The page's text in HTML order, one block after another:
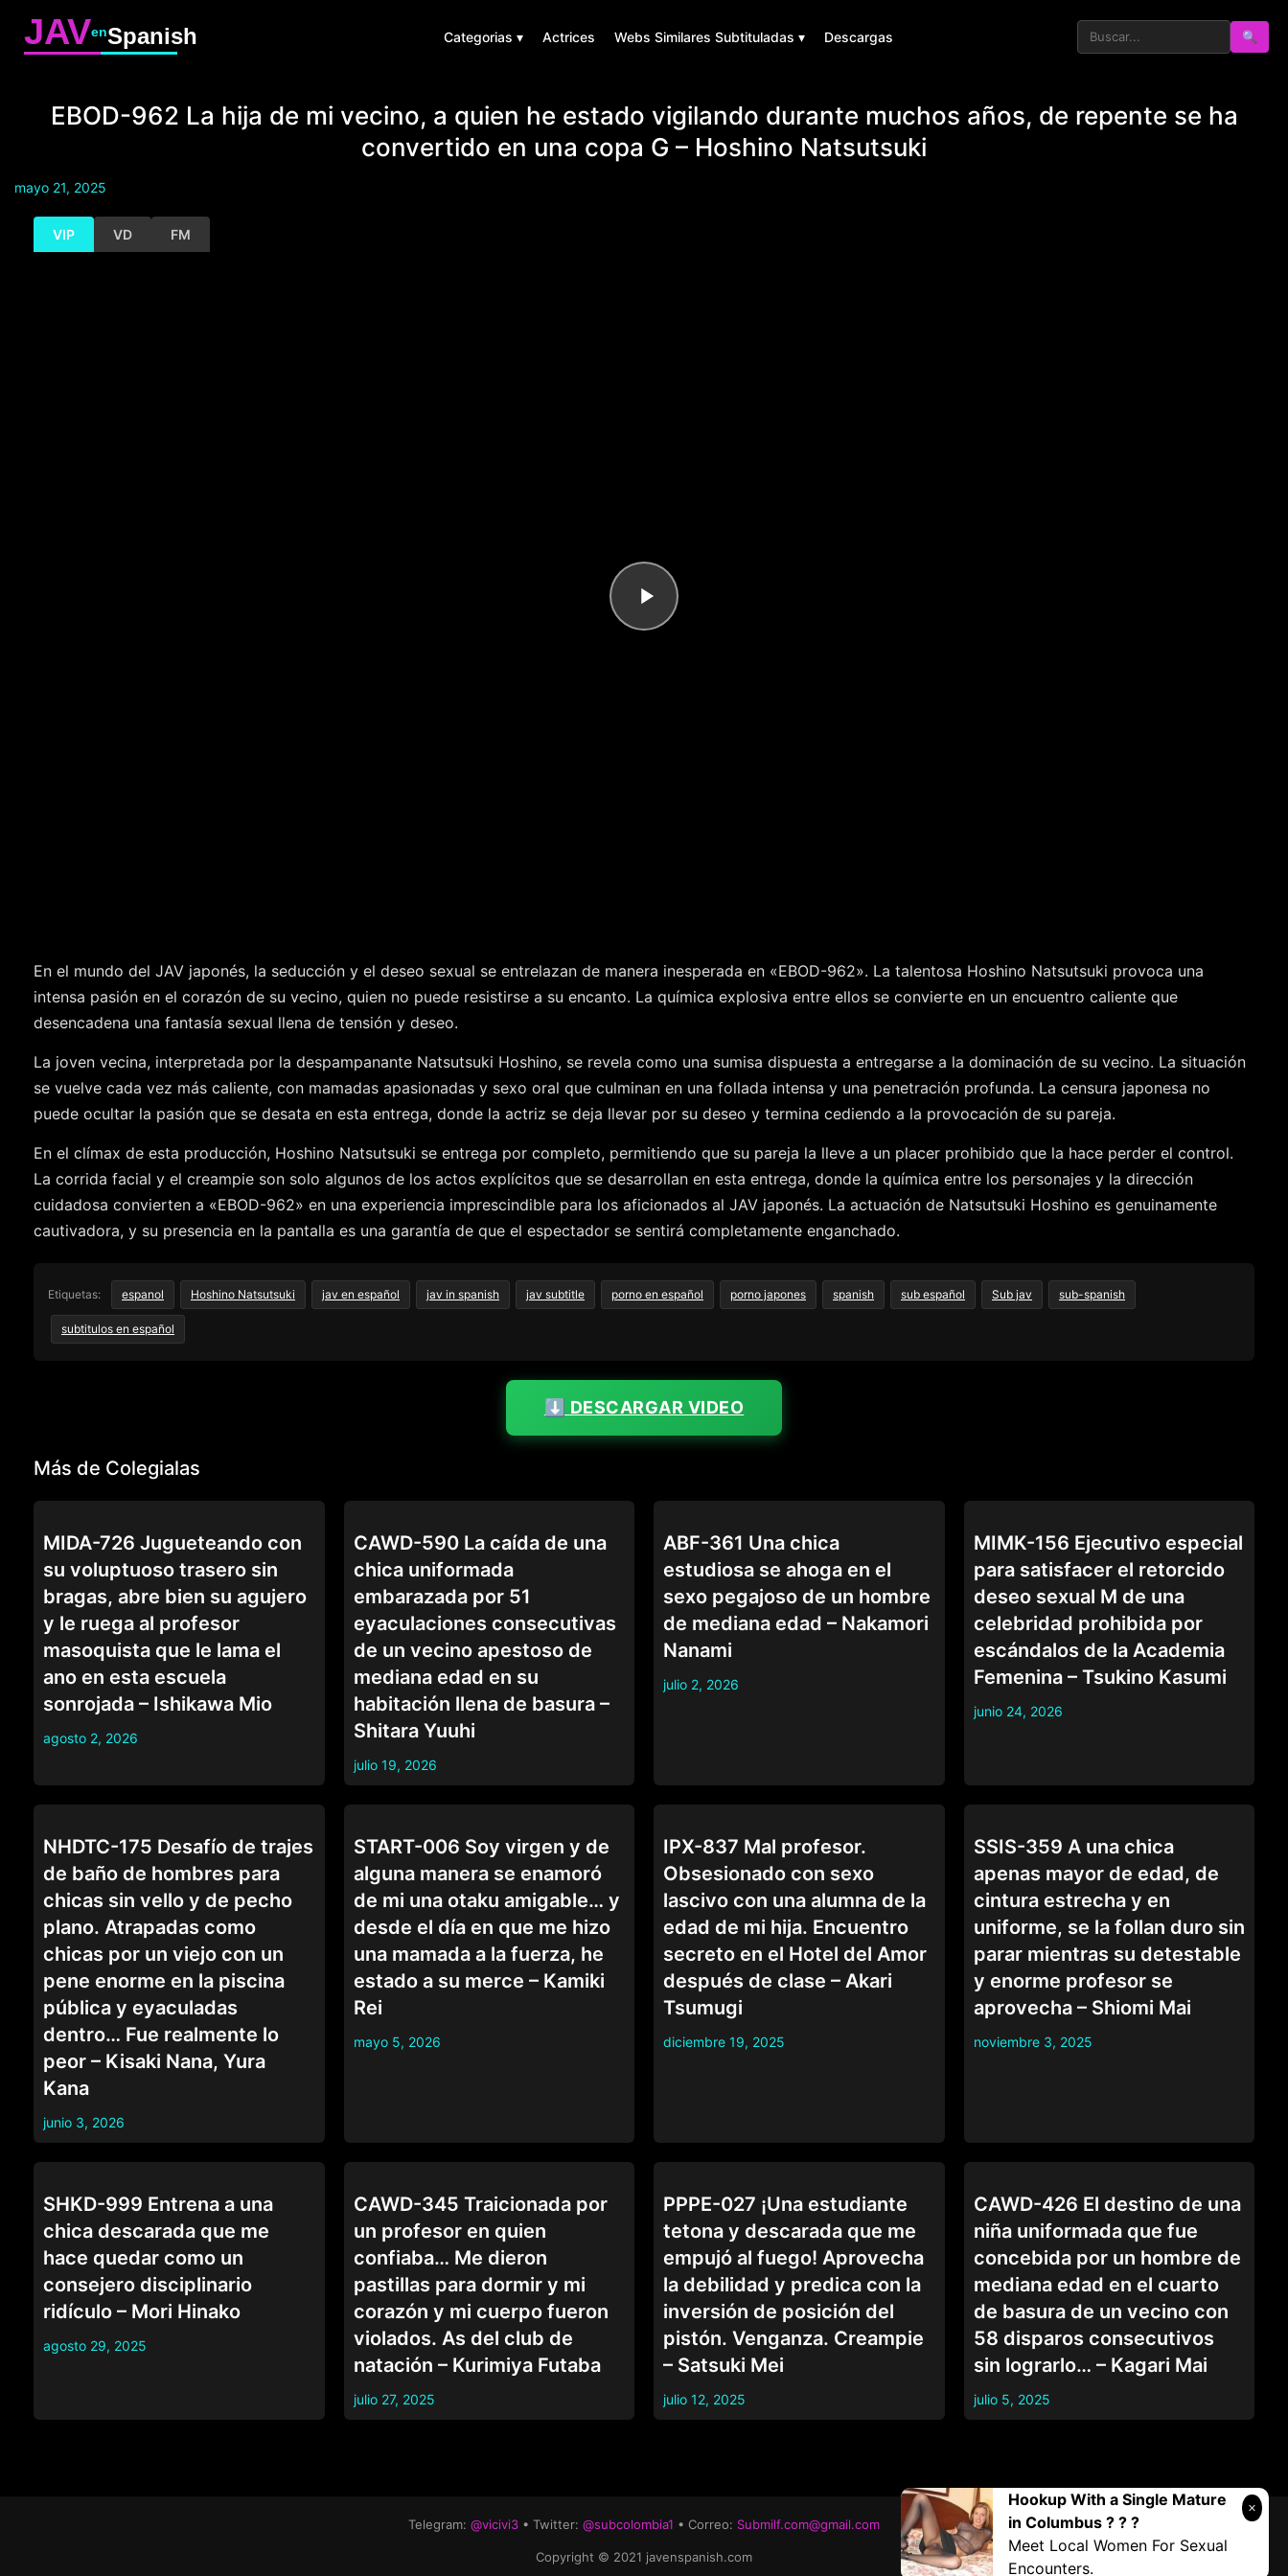
Hookup With a Single Mature
in Columbus ? ? ?
Meet Local Women For Sexual
Encounters.
JAVenSpanish Categorias ▾ Actrices Webs Similares Subtituladas ▾ Descargas 🔍
EBOD-962 La hija de mi vecino, a quien he estado vigilando durante muchos años, de repente se ha
convertido en una copa G – Hoshino Natsutsuki
mayo 21, 2025
VIP VD FM
En el mundo del JAV japonés, la seducción y el deseo sexual se entrelazan de manera inesperada en «EBOD-962». La talentosa Hoshino Natsutsuki provoca una
intensa pasión en el corazón de su vecino, quien no puede resistirse a su encanto. La química explosiva entre ellos se convierte en un encuentro caliente que
desencadena una fantasía sexual llena de tensión y deseo.
La joven vecina, interpretada por la despampanante Natsutsuki Hoshino, se revela como una sumisa dispuesta a entregarse a la dominación de su vecino. La situación
se vuelve cada vez más caliente, con mamadas apasionadas y sexo oral que culminan en una follada intensa y una penetración profunda. La censura japonesa no
puede ocultar la pasión que se desata en esta entrega, donde la actriz se deja llevar por su deseo y termina cediendo a la provocación de su pareja.
En el clímax de esta producción, Hoshino Natsutsuki se entrega por completo, permitiendo que su pareja la lleve a un placer prohibido que la hace perder el control.
La corrida facial y el creampie son solo algunos de los actos explícitos que se desarrollan en esta entrega, donde la química entre los personajes y la dirección
cuidadosa convierten a «EBOD-962» en una experiencia imprescindible para los aficionados al JAV japonés. La actuación de Natsutsuki Hoshino es genuinamente
cautivadora, y su presencia en la pantalla es una garantía de que el espectador se sentirá completamente enganchado.
Etiquetas: espanol Hoshino Natsutsuki jav en español jav in spanish jav subtitle porno en español porno japones spanish sub español Sub jav sub-spanish
subtitulos en español
⬇️ DESCARGAR VIDEO
Más de Colegialas
MIDA-726 Jugueteando con
su voluptuoso trasero sin
bragas, abre bien su agujero
y le ruega al profesor
masoquista que le lama el
ano en esta escuela
sonrojada – Ishikawa Mio
agosto 2, 2026
CAWD-590 La caída de una
chica uniformada
embarazada por 51
eyaculaciones consecutivas
de un vecino apestoso de
mediana edad en su
habitación llena de basura –
Shitara Yuuhi
julio 19, 2026
ABF-361 Una chica
estudiosa se ahoga en el
sexo pegajoso de un hombre
de mediana edad – Nakamori
Nanami
julio 2, 2026
MIMK-156 Ejecutivo especial
para satisfacer el retorcido
deseo sexual M de una
celebridad prohibida por
escándalos de la Academia
Femenina – Tsukino Kasumi
junio 24, 2026
NHDTC-175 Desafío de trajes
de baño de hombres para
chicas sin vello y de pecho
plano. Atrapadas como
chicas por un viejo con un
pene enorme en la piscina
pública y eyaculadas
dentro… Fue realmente lo
peor – Kisaki Nana, Yura
Kana
junio 3, 2026
START-006 Soy virgen y de
alguna manera se enamoró
de mi una otaku amigable… y
desde el día en que me hizo
una mamada a la fuerza, he
estado a su merce – Kamiki
Rei
mayo 5, 2026
IPX-837 Mal profesor.
Obsesionado con sexo
lascivo con una alumna de la
edad de mi hija. Encuentro
secreto en el Hotel del Amor
después de clase – Akari
Tsumugi
diciembre 19, 2025
SSIS-359 A una chica
apenas mayor de edad, de
cintura estrecha y en
uniforme, se la follan duro sin
parar mientras su detestable
y enorme profesor se
aprovecha – Shiomi Mai
noviembre 3, 2025
SHKD-999 Entrena a una
chica descarada que me
hace quedar como un
consejero disciplinario
ridículo – Mori Hinako
agosto 29, 2025
CAWD-345 Traicionada por
un profesor en quien
confiaba… Me dieron
pastillas para dormir y mi
corazón y mi cuerpo fueron
violados. As del club de
natación – Kurimiya Futaba
julio 27, 2025
PPPE-027 ¡Una estudiante
tetona y descarada que me
empujó al fuego! Aprovecha
la debilidad y predica con la
inversión de posición del
pistón. Venganza. Creampie
– Satsuki Mei
julio 12, 2025
CAWD-426 El destino de una
niña uniformada que fue
concebida por un hombre de
mediana edad en el cuarto
de basura de un vecino con
58 disparos consecutivos
sin lograrlo… – Kagari Mai
julio 5, 2025
Telegram: @vicivi3 • Twitter: @subcolombia1 • Correo: Submilf.com@gmail.com
Copyright © 2021 javenspanish.com